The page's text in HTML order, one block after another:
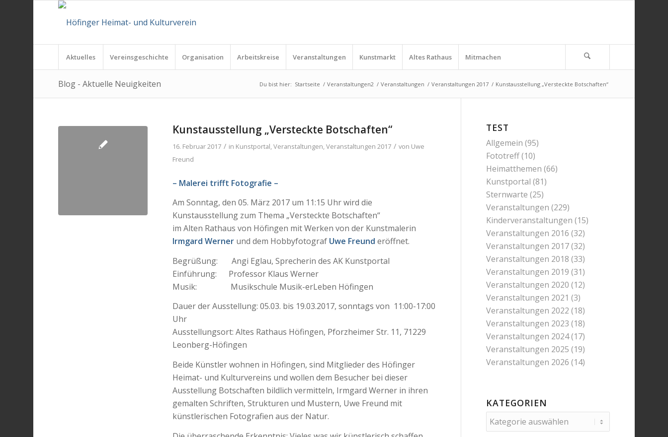
Aktuelles Vereinsgeschichte Organisation Arbeitskreise Veranstaltungen Kunstmarkt Altes Rathaus Mitmachen
Blog - Aktuelle Neuigkeiten Du bist hier: Startseite / Veranstaltungen2 / Veranstaltungen / Veranstaltungen 2017 / Kunstausstellung „Versteckte Botschaften“
Kunstausstellung „Versteckte Botschaften“
16. Februar 2017 / in Kunstportal,Veranstaltungen,Veranstaltungen 2017 / von Uwe
Freund
– Malerei trifft Fotografie –
Am Sonntag, den 05. März 2017 um 11:15 Uhr wird die
Kunstausstellung zum Thema „Versteckte Botschaften“
im Alten Rathaus von Höfingen mit Werken von der Kunstmalerin
Irmgard Werner und dem Hobbyfotograf Uwe Freund eröffnet.
Begrüßung: Angi Eglau, Sprecherin des AK Kunstportal
Einführung: Professor Klaus Werner
Musik: Musikschule Musik-erLeben Höfingen
Dauer der Ausstellung: 05.03. bis 19.03.2017, sonntags von 11:00-17:00
Uhr
Ausstellungsort: Altes Rathaus Höfingen, Pforzheimer Str. 11, 71229
Leonberg-Höfingen
Beide Künstler wohnen in Höfingen, sind Mitglieder des Höfinger
Heimat- und Kulturvereins und wollen dem Besucher bei dieser
Ausstellung Botschaften bildlich vermitteln, Irmgard Werner in ihren
gemalten Schriften, Strukturen und Mustern, Uwe Freund mit
künstlerischen Fotografien aus der Natur.
TEST
Allgemein (95)
Fototreff(10)
Heimatthemen (66)
Kunstportal (81)
Sternwarte (25)
Veranstaltungen (229)
Kinderveranstaltungen (15)
Veranstaltungen 2016 (32)
Veranstaltungen 2017(32)
Veranstaltungen 2018 (33)
Veranstaltungen 2019 (31)
Veranstaltungen 2020 (12)
Veranstaltungen 2021 (3)
Veranstaltungen 2022 (18)
Veranstaltungen 2023 (18)
Veranstaltungen 2024(17)
Veranstaltungen 2025 (19)
Veranstaltungen 2026 (14)
KATEGORIEN
Kategorien